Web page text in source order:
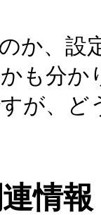
か、設
も分か
が、
情報